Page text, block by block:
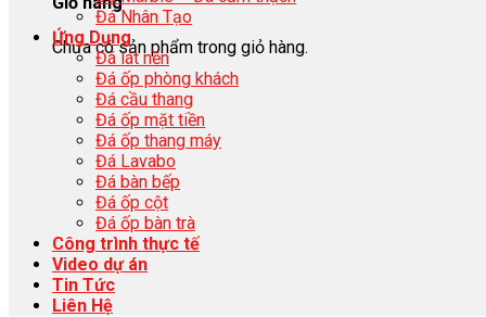
Chưa có sản phẩm trong giỏ hàng.
Đá Nhân Tạo
Ứng Dụng
Đá lát nền
Đá ốp phòng khách
Đá cầu thang
Đá ốp mặt tiền
Đá ốp thang máy
Đá Lavabo
Đá bàn bếp
Đá ốp cột
Đá ốp bàn trà
Công trình thực tế
Video dự án
Tin Tức
Liên Hệ